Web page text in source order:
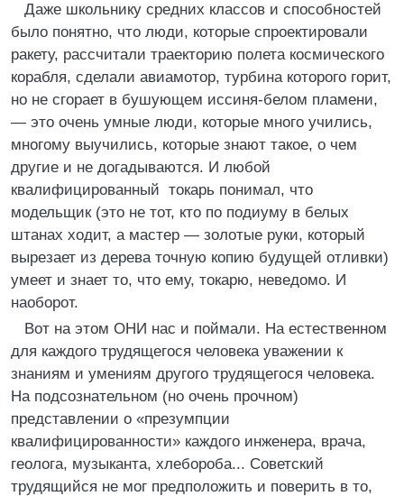
Даже школьнику средних классов и способностей
было понятно, что люди, которые спроектировали
ракету, рассчитали траекторию полета космического
корабля, сделали авиамотор, турбина которого горит,
но не сгорает в бушующем иссиня-белом пламени,
— это очень умные люди, которые много учились,
многому выучились, которые знают такое, о чем
другие и не догадываются. И любой
квалифицированный токарь понимал, что
модельщик (это не тот, кто по подиуму в белых
штанах ходит, а мастер — золотые руки, который
вырезает из дерева точную копию будущей отливки)
умеет и знает то, что ему, токарю, неведомо. И
наоборот.
Вот на этом ОНИ нас и поймали. На естественном
для каждого трудящегося человека уважении к
знаниям и умениям другого трудящегося человека.
На подсознательном (но очень прочном)
представлении о «презумпции
квалифицированности» каждого инженера, врача,
геолога, музыканта, хлебороба... Советский
трудящийся не мог предположить и поверить в то,